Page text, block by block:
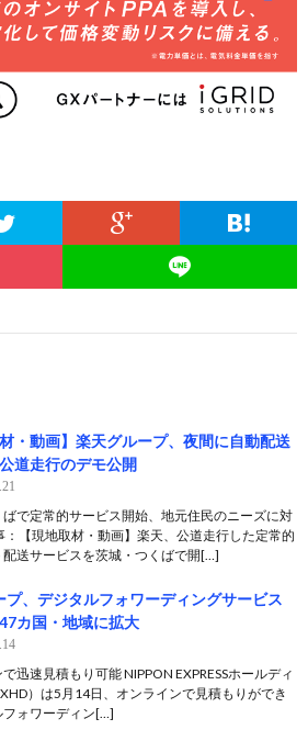
材・動画】楽天グループ、夜間に自動配送
道走行のデモ公開
で定常的サービス開始、地元住民のニーズに対
：【現地取材・動画】楽天、公道走行した定常的
配送サービスを茨城・つくばで開[…]
プ、デジタルフォワーディングサービス
カ国・地域に拡大
迅速見積もり可能 NIPPON EXPRESSホールディ
）は5月14日、オンラインで見積もりができ
フォワーディン[…]